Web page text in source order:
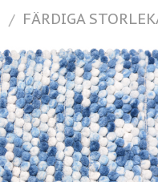
/ FÄRDIGA